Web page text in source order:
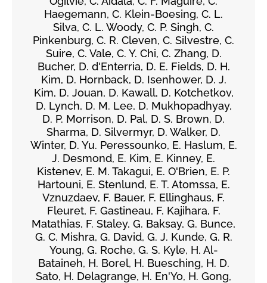
Haegemann, C. Klein-Boesing, C. L.
Silva, C. L. Woody, C. P. Singh, C.
Pinkenburg, C. R. Cleven, C. Silvestre, C.
Suire, C. Vale, C. Y. Chi, C. Zhang, D.
Bucher, D. d'Enterria, D. E. Fields, D. H.
Kim, D. Hornback, D. Isenhower, D. J.
Kim, D. Jouan, D. Kawall, D. Kotchetkov,
D. Lynch, D. M. Lee, D. Mukhopadhyay,
D. P. Morrison, D. Pal, D. S. Brown, D.
Sharma, D. Silvermyr, D. Walker, D.
Winter, D. Yu. Peressounko, E. Haslum, E.
J. Desmond, E. Kim, E. Kinney, E.
Kistenev, E. M. Takagui, E. O'Brien, E. P.
Hartouni, E. Stenlund, E. T. Atomssa, E.
Vznuzdaev, F. Bauer, F. Ellinghaus, F.
Fleuret, F. Gastineau, F. Kajihara, F.
Matathias, F. Staley, G. Baksay, G. Bunce,
G. C. Mishra, G. David, G. J. Kunde, G. R.
Young, G. Roche, G. S. Kyle, H. Al-
Bataineh, H. Borel, H. Buesching, H. D.
Sato, H. Delagrange, H. En'Yo, H. Gong,